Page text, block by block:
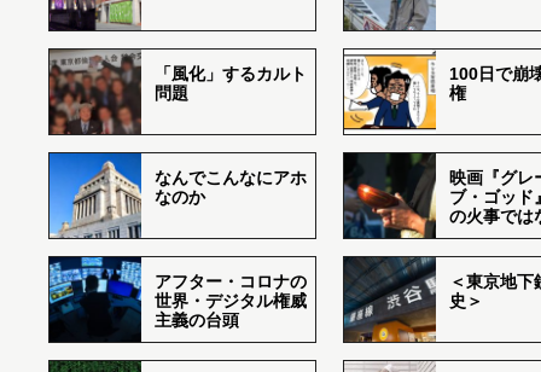
「風化」するカルト
問題
100日で崩
権
なんでこんなにアホ
なのか
映画『グレ
ブ・ゴッド
の火事では
アフター・コロナの
世界・デジタル権威
主義の台頭
＜東京地下
史＞